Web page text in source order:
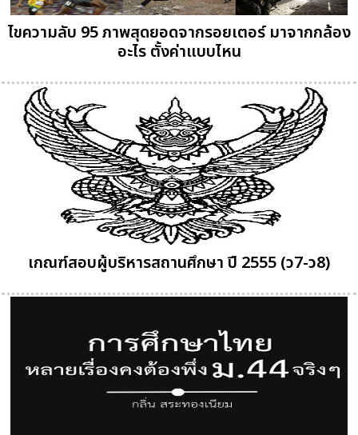
ไขความลับ 95 ภาพสุดยอดจากรอยเตอร์ มาจากกล้อง
อะไร ตั้งค่าแบบไหน
เกณฑ์สอบผู้บริหารสถานศึกษา ปี 2555 (ว7-ว8)